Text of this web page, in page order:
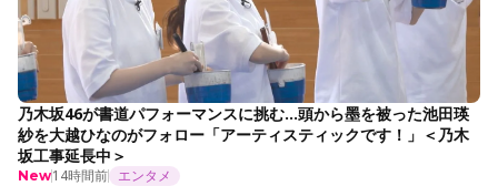
乃木坂46が書道パフォーマンスに挑む…頭から墨を被った池田瑛
紗を大越ひなのがフォロー「アーティスティックです！」＜乃木
坂工事延長中＞
New14時間前 エンタメ